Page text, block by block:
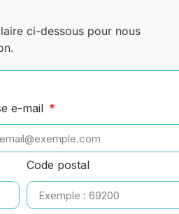
ci-dessous pour nous
e-mail
Code postal